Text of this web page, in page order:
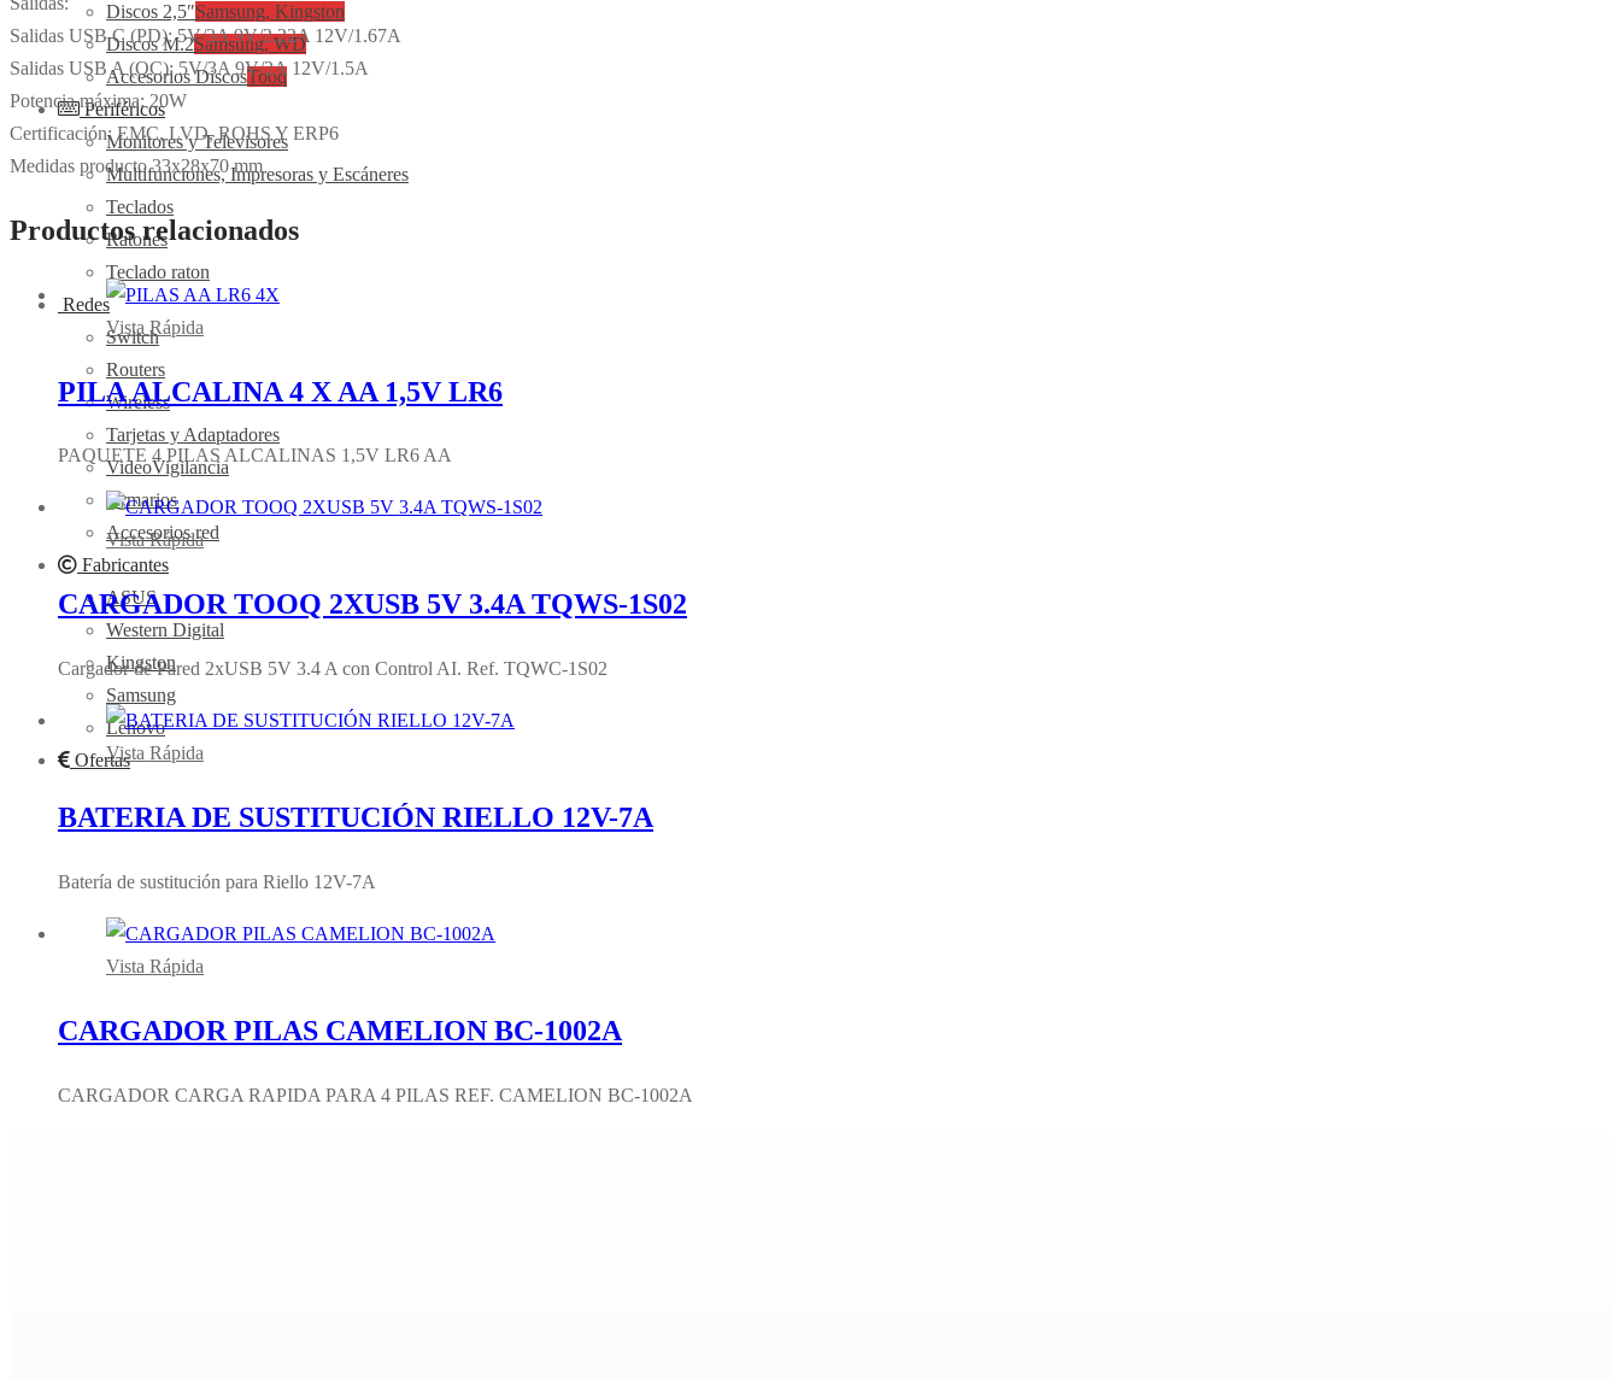
Discos 2,5″Samsung, Kingston
Discos M.2Samsung, WD
Accesorios DiscosTooq
Periféricos
Monitores y Televisores
Multifunciones, Impresoras y Escáneres
Teclados
Ratones
Teclado raton
Redes
Switch
Routers
Wireless
Tarjetas y Adaptadores
VideoVigilancia
Armarios
Accesorios red
Fabricantes
ASUS
Western Digital
Kingston
Samsung
Lenovo
Ofertas
Salidas USB C (PD): 5V/3A 9V/2.22A 12V/1.67A
Salidas USB A (QC): 5V/3A 9V/2A 12V/1.5A
Potencia máxima: 20W
Certificación: EMC, LVD, ROHS Y ERP6
Medidas producto 33x28x70 mm
Productos relacionados
Vista Rápida
PILA ALCALINA 4 X AA 1,5V LR6
PAQUETE 4 PILAS ALCALINAS 1,5V LR6 AA
Vista Rápida
CARGADOR TOOQ 2XUSB 5V 3.4A TQWS-1S02
Cargador de Pared 2xUSB 5V 3.4 A con Control AI. Ref. TQWC-1S02
Vista Rápida
BATERIA DE SUSTITUCIÓN RIELLO 12V-7A
Batería de sustitución para Riello 12V-7A
Vista Rápida
CARGADOR PILAS CAMELION BC-1002A
CARGADOR CARGA RAPIDA PARA 4 PILAS REF. CAMELION BC-1002A